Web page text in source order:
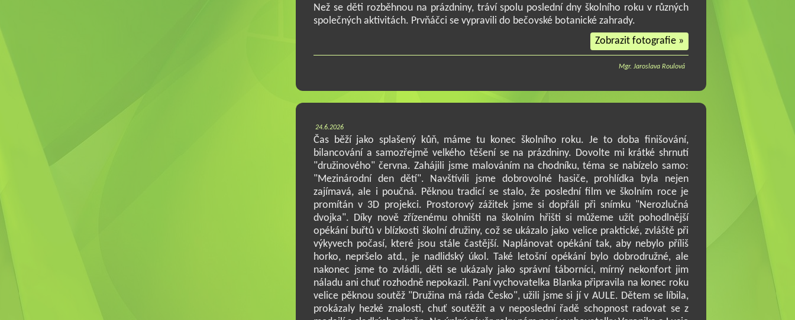
Než se děti rozběhnou na prázdniny, tráví spolu poslední dny školního roku v různých
společných aktivitách. Prvňáčci se vypravili do bečovské botanické zahrady.
Zobrazit fotografie »
Mgr. Jaroslava Roulová
24.6.2026
Čas běží jako splašený kůň, máme tu konec školního roku. Je to doba finišování,
bilancování a samozřejmě velkého těšení se na prázdniny. Dovolte mi krátké shrnutí
"družinového" června. Zahájili jsme malováním na chodníku, téma se nabízelo samo:
"Mezinárodní den dětí". Navštívili jsme dobrovolné hasiče, prohlídka byla nejen
zajímavá, ale i poučná. Pěknou tradicí se stalo, že poslední film ve školním roce je
promítán v 3D projekci. Prostorový zážitek jsme si dopřáli při snímku "Nerozlučná
dvojka". Díky nově zřízenému ohništi na školním hřišti si můžeme užít pohodlnější
opékání buřtů v blízkosti školní družiny, což se ukázalo jako velice praktické, zvláště při
výkyvech počasí, které jsou stále častější. Naplánovat opékání tak, aby nebylo příliš
horko, nepršelo atd., je nadlidský úkol. Také letošní opékání bylo dobrodružné, ale
nakonec jsme to zvládli, děti se ukázaly jako správní táborníci, mírný nekonfort jim
náladu ani chuť rozhodně nepokazil. Paní vychovatelka Blanka připravila na konec roku
velice pěknou soutěž "Družina má ráda Česko", užili jsme si jí v AULE. Dětem se líbila,
prokázaly hezké znalosti, chuť soutěžit a v neposlední řadě schopnost radovat se z